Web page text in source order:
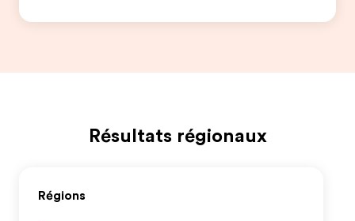
Résultats régionaux
Régions